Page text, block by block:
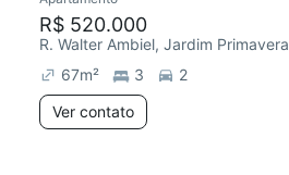
R$ 520.000
R. Walter Ambiel, Jardim Primavera
67m² 3
2
Ver contato